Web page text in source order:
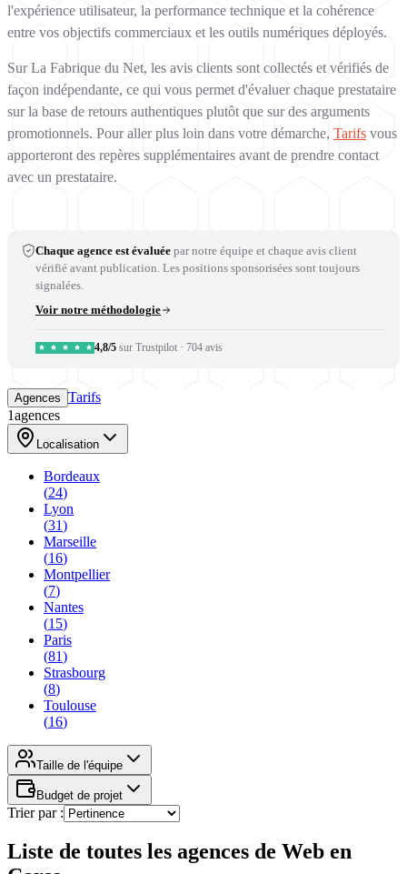
l'expérience utilisateur, la performance technique et la cohérence
entre vos objectifs commerciaux et les outils numériques déployés.
Sur La Fabrique du Net, les avis clients sont collectés et vérifiés de
façon indépendante, ce qui vous permet d'évaluer chaque prestataire
sur la base de retours authentiques plutôt que sur des arguments
promotionnels. Pour aller plus loin dans votre démarche, Tarifs vous
apporteront des repères supplémentaires avant de prendre contact
avec un prestataire.
Chaque agence est évaluée par notre équipe et chaque avis client
vérifié avant publication. Les positions sponsorisées sont toujours
signalées.
Voir notre méthodologie
4,8/5 sur Trustpilot · 704 avis
Agences Tarifs
1agences
Localisation
Bordeaux
(24)
Lyon
(31)
Marseille
(16)
Montpellier
(7)
Nantes
(15)
Paris
(81)
Strasbourg
(8)
Toulouse
(16)
Taille de l'équipe
Budget de projet
Trier par :
Liste de toutes les agences de Web en